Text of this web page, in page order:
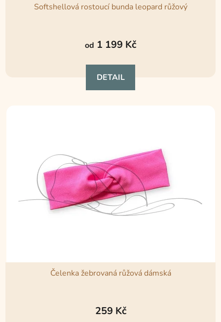
Softshellová rostoucí bunda leopard růžový
hodnocení
je
4,8
z
od 1 199 Kč
DETAIL
Čelenka žebrovaná růžová dámská
259 Kč